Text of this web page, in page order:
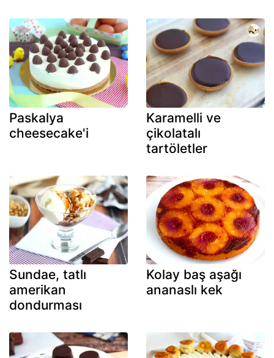
Paskalya
cheesecake'i
Karamelli ve
çikolatalı
tartöletler
Sundae, tatlı
amerikan
dondurması
Kolay baş aşağı
ananaslı kek